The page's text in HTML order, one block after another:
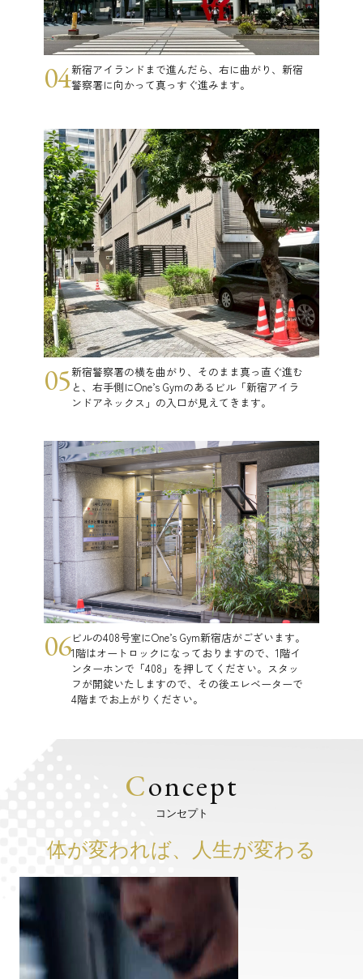
04新宿アイランドまで進んだら、右に曲がり、新宿
警察署に向かって真っすぐ進みます。
05新宿警察署の横を曲がり、そのまま真っ直ぐ進む
と、右手側にOne’s Gymのあるビル「新宿アイラ
ンドアネックス」の入口が見えてきます。
06ビルの408号室にOne’s Gym新宿店がございます。
1階はオートロックになっておりますので、1階イ
ンターホンで「408」を押してください。スタッ
フが開錠いたしますので、その後エレベーターで
4階までお上がりください。
Concept
コンセプト
体が変われば、人生が変わる